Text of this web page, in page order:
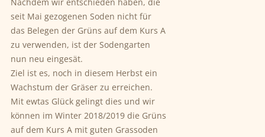
seit Mai gezogenen Soden nicht für
das Belegen der Grüns auf dem Kurs A
zu verwenden, ist der Sodengarten
nun neu eingesät.
Ziel ist es, noch in diesem Herbst ein
Wachstum der Gräser zu erreichen.
Mit ewtas Glück gelingt dies und wir
können im Winter 2018/2019 die Grüns
auf dem Kurs A mit guten Grassoden